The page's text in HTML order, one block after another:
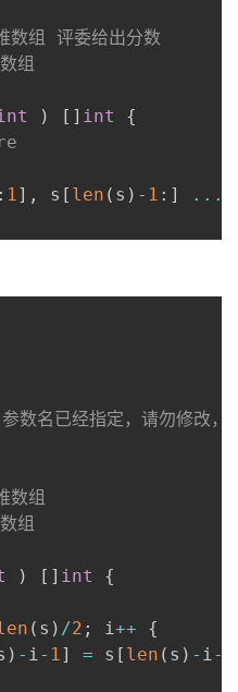
组 评委给出分数
组
) [ ] int
{
: 1] , s [ len ( s ) - 1 : ] ...
数名已经指定，请勿修改，
数组
组
) [ ] int
{
( s ) /2 ; i++
{
) - i- 1] = s [ len ( s ) - i-